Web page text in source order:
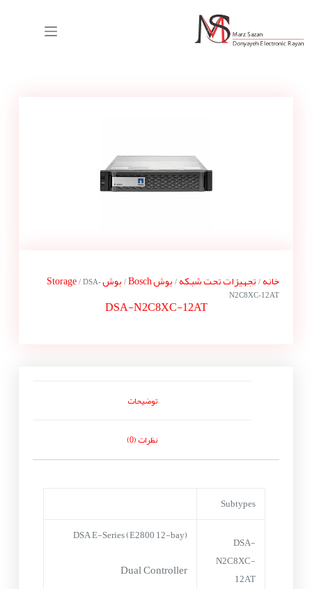
خانه/ تجهیزات تحت شبکه/ بوش Bosch / بوش Storage/ DSA-
N2C8XC-12AT
DSA-N2C8XC-12AT
توضیحات
نظرات (0)
Subtypes
DSA-
N2C8XC-
12AT
DSA E-Series (E2800 12-bay)
Dual Controller